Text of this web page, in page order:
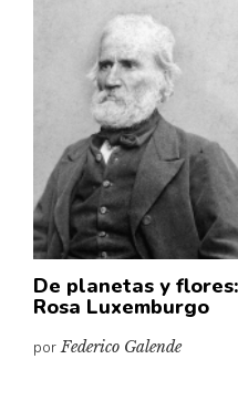
De planetas y
Rosa Luxemburgo
porFederico Galende